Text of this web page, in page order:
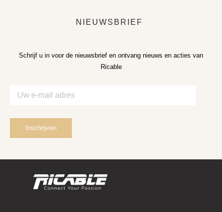
NIEUWSBRIEF
Schrijf u in voor de nieuwsbrief en ontvang nieuws en acties van
Ricable